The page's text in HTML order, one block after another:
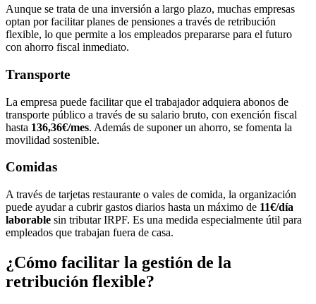
Aunque se trata de una inversión a largo plazo, muchas empresas
optan por facilitar planes de pensiones a través de retribución
flexible, lo que permite a los empleados prepararse para el futuro
con ahorro fiscal inmediato.
Transporte
La empresa puede facilitar que el trabajador adquiera abonos de
transporte público a través de su salario bruto, con exención fiscal
hasta 136,36€/mes. Además de suponer un ahorro, se fomenta la
movilidad sostenible.
Comidas
A través de tarjetas restaurante o vales de comida, la organización
puede ayudar a cubrir gastos diarios hasta un máximo de 11€/día
laborable sin tributar IRPF. Es una medida especialmente útil para
empleados que trabajan fuera de casa.
¿Cómo facilitar la gestión de la
retribución flexible?